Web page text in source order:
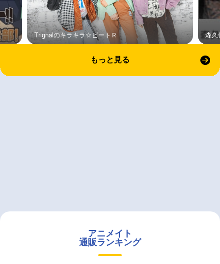
Trignalのキラキラ☆ビートＲ 森久
もっと見る
アニメイト
通販ランキング